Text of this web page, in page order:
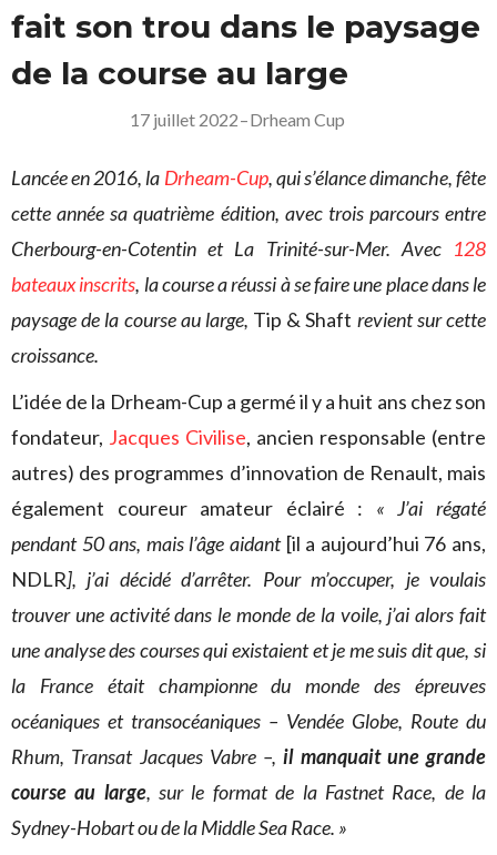
fait son trou dans le paysage
de la course au large
17 juillet 2022–Drheam Cup
Lancée en 2016, la Drheam-Cup, qui s’élance dimanche, fête
cette année sa quatrième édition, avec trois parcours entre
Cherbourg-en-Cotentin et La Trinité-sur-Mer. Avec 128
bateaux inscrits, la course a réussi à se faire une place dans le
paysage de la course au large, Tip & Shaft revient sur cette
croissance.
L’idée de la Drheam-Cup a germé il y a huit ans chez son
fondateur, Jacques Civilise, ancien responsable (entre
autres) des programmes d’innovation de Renault, mais
également coureur amateur éclairé : « J’ai régaté
pendant 50 ans, mais l’âge aidant[il a aujourd’hui 76 ans,
NDLR], j’ai décidé d’arrêter. Pour m’occuper, je voulais
trouver une activité dans le monde de la voile, j’ai alors fait
une analyse des courses qui existaient et je me suis dit que, si
la France était championne du monde des épreuves
océaniques et transocéaniques – Vendée Globe, Route du
Rhum, Transat Jacques Vabre –,il manquait une grande
course au large, sur le format de la Fastnet Race, de la
Sydney-Hobart ou de la Middle Sea Race. »